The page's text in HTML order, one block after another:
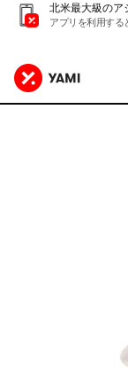
北米最大級のア
アプリを利用する